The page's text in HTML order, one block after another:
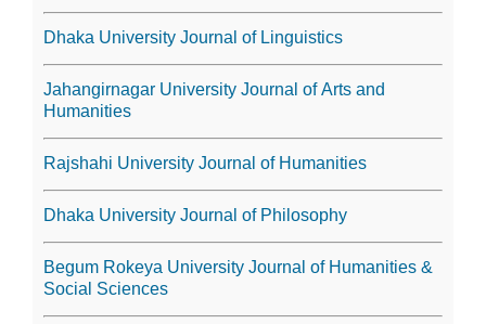
Dhaka University Journal of Linguistics
Jahangirnagar University Journal of Arts and
Humanities
Rajshahi University Journal of Humanities
Dhaka University Journal of Philosophy
Begum Rokeya University Journal of Humanities &
Social Sciences